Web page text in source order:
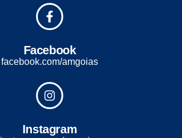
Facebook
facebook.com/amgoias
Instagram